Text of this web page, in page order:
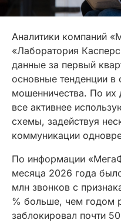
Аналитики компаний
«Лаборатория
данные за первый
основные тенденции в
мошенничества. По
все активнее
схемы, задействуя
коммуникации
По информации
месяца 2026 года
млн звонков с
% больше, чем годом
заблокировал почти